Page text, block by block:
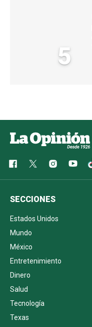
5
SECCIONES
Estados Unidos
Mundo
México
Entretenimiento
Dinero
Salud
Tecnología
Texas